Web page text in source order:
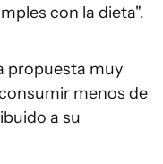
con la dieta".
propuesta muy
menos de
a su